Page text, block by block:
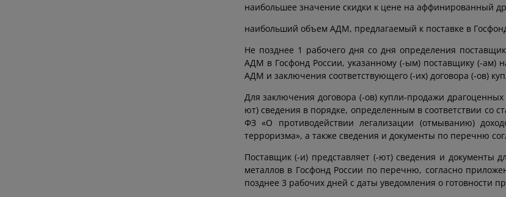
наибольшее значение скидки к цене на аффинированный
наибольший объем АДМ, предлагаемый к поставке в
Не позднее 1 рабочего дня со дня определения
АДМ в Госфонд России, указанному (-ым) поставщику (-ам)
АДМ и заключения соответствующего (-их) договора (-ов)
Для заключения договора (-ов) купли-продажи
ют) сведения в порядке, определенным в соответствии со
ФЗ «О противодействии легализации (отмыванию)
терроризма», а также сведения и документы по перечню
Поставщик (-и) представляет (-ют) сведения и документы
металлов в Госфонд России по перечню, согласно
позднее 3 рабочих дней с даты уведомления о готовности